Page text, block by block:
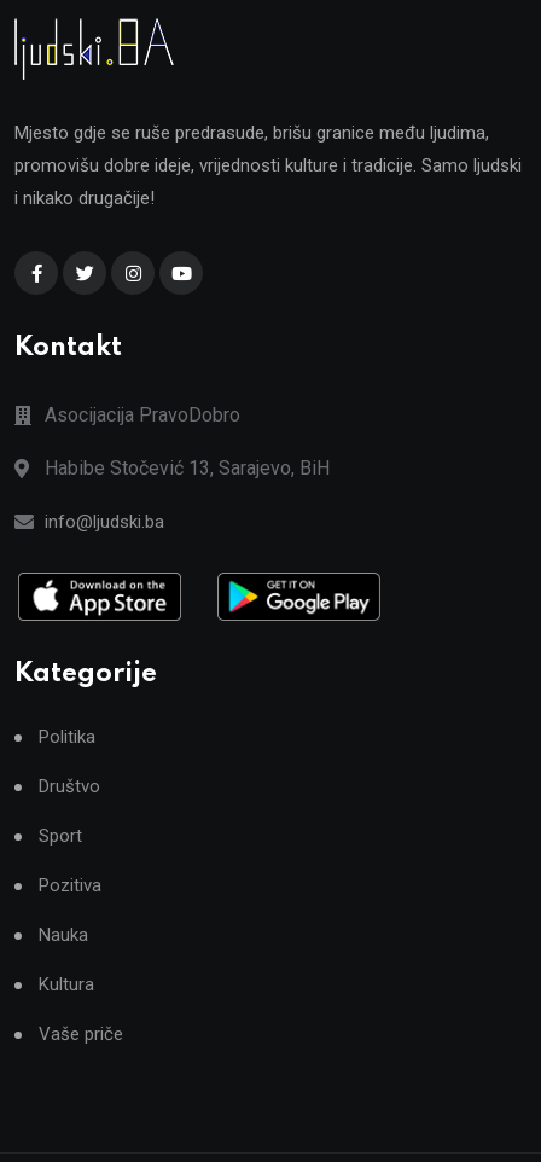
Mjesto gdje se ruše predrasude, brišu granice među ljudima,
promovišu dobre ideje, vrijednosti kulture i tradicije. Samo ljudski
i nikako drugačije!
Kontakt
Asocijacija PravoDobro
Habibe Stočević 13, Sarajevo, BiH
info@ljudski.ba
Kategorije
Politika
Društvo
Sport
Pozitiva
Nauka
Kultura
Vaše priče